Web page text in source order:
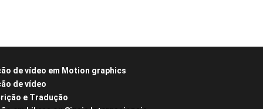
de vídeo em Motion graphics
de vídeo
e Tradução